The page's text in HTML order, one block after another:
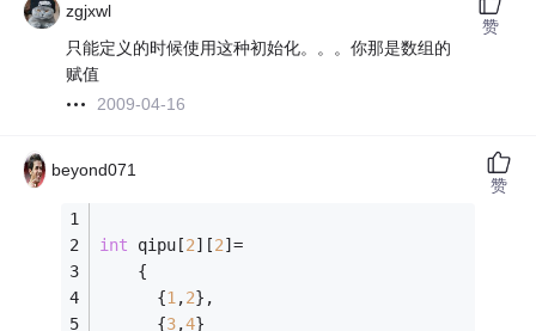
zgjxwl
只能定义的时候使用这种初始化。。。你那是数组的
赋值
2009-04-16
赞
beyond071
int qipu[2][2]=
    {
      {
1,2},
      {
3,4}
赞